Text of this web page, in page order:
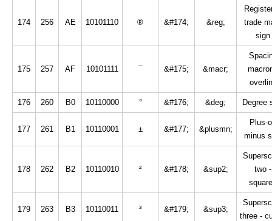
174 256 AE 10101110 ® &#174; &reg;
trade
sign
175 257 AF 10101111 ¯ &#175; &macr;
176 260 B0 10110000 ° &#176; &deg; Degree
177 261 B1 10110001 ± &#177; &plusmn;
Plus-
minus
178 262 B2 10110010 ² &#178; &sup2;
two -
179 263 B3 10110011 ³ &#179; &sup3;
three -